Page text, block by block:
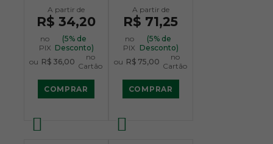
R$ 34,20
no
PIX
(5% de
Desconto)
ou R$ 36,00
no
Cartão
COMPRAR
R$ 71,25
no
PIX
(5% de
Desconto)
ou R$ 75,00
no
Cartão
COMPRAR